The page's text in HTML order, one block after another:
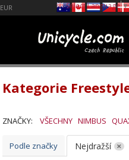
EUR
Kategorie
ZNAČKY: VŠECHNY NIMBUS
Podle značky Nejdražší
Select Language▼